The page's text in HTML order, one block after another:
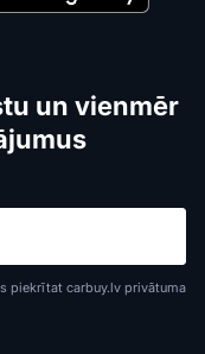
un vienmēr
piekrītat carbuy.lv privātuma